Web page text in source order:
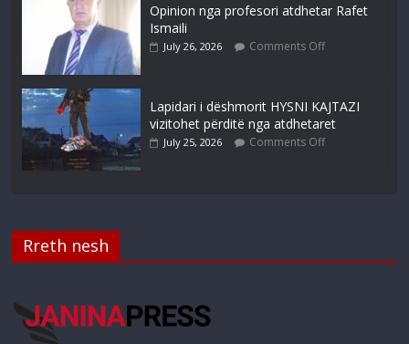
Opinion nga profesori atdhetar Rafet
Ismaili
July 26, 2026 Comments Off
Lapidari i dëshmorit HYSNI KAJTAZI
vizitohet përditë nga atdhetaret
July 25, 2026 Comments Off
Rreth nesh